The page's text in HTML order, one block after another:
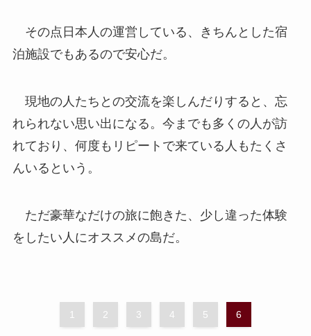
その点日本人の運営している、きちんとした宿
泊施設でもあるので安心だ。
現地の人たちとの交流を楽しんだりすると、忘
れられない思い出になる。今までも多くの人が訪
れており、何度もリピートで来ている人もたくさ
んいるという。
ただ豪華なだけの旅に飽きた、少し違った体験
をしたい人にオススメの島だ。
1 2 3 4 5 6